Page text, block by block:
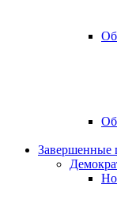
Завершенные